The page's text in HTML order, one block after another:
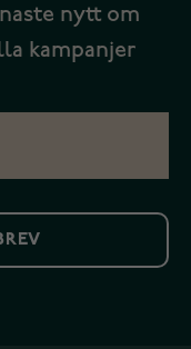
nytt om
kampanjer